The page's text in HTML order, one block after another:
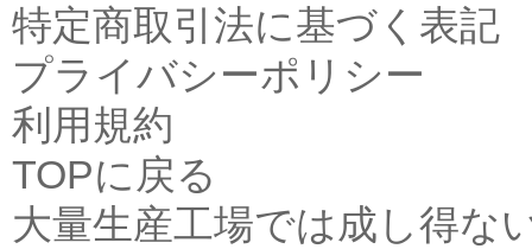
特定商取引法に基づく表記
プライバシーポリシー
利用規約
TOPに戻る
大量生産工場では成し得な